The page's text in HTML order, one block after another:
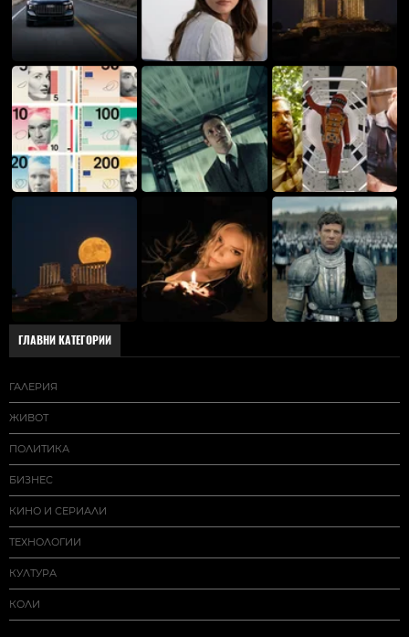
ГЛАВНИ КАТЕГОРИИ
ГАЛЕРИЯ
ЖИВОТ
ПОЛИТИКА
БИЗНЕС
КИНО И СЕРИАЛИ
ТЕХНОЛОГИИ
КУЛТУРА
КОЛИ